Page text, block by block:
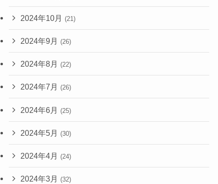
2024年10月 (21)
2024年9月 (26)
2024年8月 (22)
2024年7月 (26)
2024年6月 (25)
2024年5月 (30)
2024年4月 (24)
2024年3月 (32)